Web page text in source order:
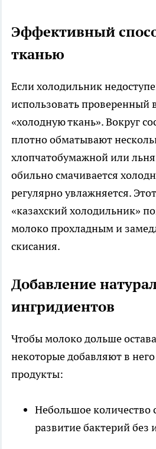
Эффективный
тканью
Если холодильник
использовать проверенный
«холодную ткань». Вокруг
плотно обматывают
хлопчатобумажной или
обильно смачивается
регулярно увлажняется.
«казахский холодильник»
молоко прохладным и
скисания.
Добавление
ингридиентов
Чтобы молоко дольше
некоторые добавляют в
продукты:
Небольшое количество
развитие бактерий без